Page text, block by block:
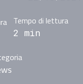
Tempo di lettura
2 min